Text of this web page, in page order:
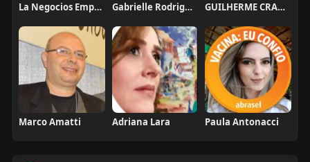
La Negocios Empresariais Gabrielle Rodrigues GUILHERME CRAMER BALLE
Marco Amatti Adriana Lara Paula Antonacci